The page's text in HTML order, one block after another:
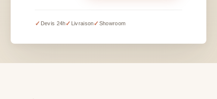
-
10
✓ Devis 24h✓ Livraison✓ Showroom